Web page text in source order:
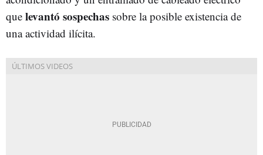
que levantó sospechas sobre la posible existencia de
una actividad ilícita.